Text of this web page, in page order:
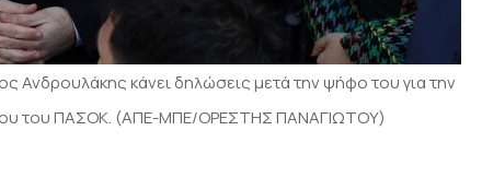
Ανδρουλάκης κάνει δηλώσεις μετά την ψήφο του για την
του ΠΑΣΟK. (ΑΠΕ-ΜΠΕ/ΟΡΕΣΤΗΣ ΠΑΝΑΓΙΩΤΟΥ)